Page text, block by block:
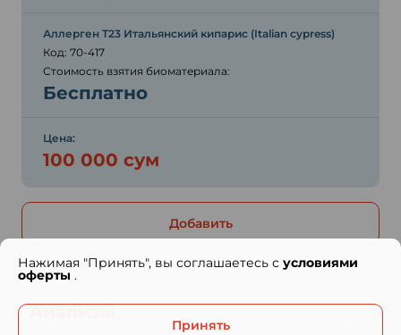
Анализы
Аллерген T23 Итальянский кипарис (Italian cypress)
Код: 70-417
Стоимость взятия биоматериала:
Бесплатно
Цена:
100 000 сум
Добавить
Нажимая "Принять", вы соглашаетесь с условиями
оферты .
Принять